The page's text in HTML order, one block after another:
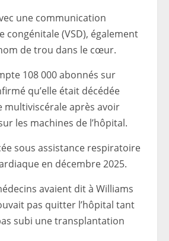
une communication
congénitale (VSD), également
de trou dans le cœur.
108 000 abonnés sur
qu’elle était décédée
multiviscérale après avoir
les machines de l’hôpital.
sous assistance respiratoire
en décembre 2025.
avaient dit à Williams
pas quitter l’hôpital tant
subi une transplantation